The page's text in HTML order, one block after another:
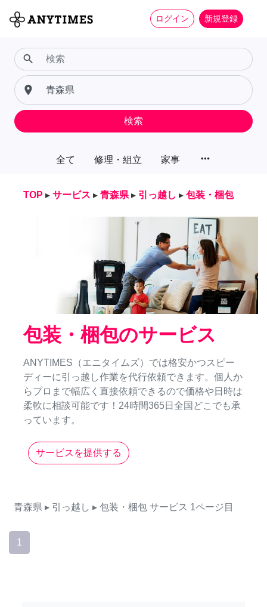
ログイン 新規登録
全て 修理・組立 家事 more_horiz
search
place
検索
TOP ▸ サービス ▸ 青森県 ▸ 引っ越し ▸ 包装・梱包
包装・梱包のサービス
ANYTIMES（エニタイムズ）では格安かつスピー
ディーに引っ越し作業を代行依頼できます。個人か
らプロまで幅広く直接依頼できるので価格や日時は
柔軟に相談可能です！24時間365日全国どこでも承
っています。
サービスを提供する
青森県 ▸ 引っ越し ▸ 包装・梱包 サービス 1ページ目
1